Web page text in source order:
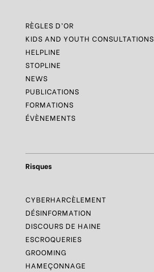
RÈGLES D’OR
KIDS AND YOUTH CONSULTATIONS
HELPLINE
STOPLINE
NEWS
PUBLICATIONS
FORMATIONS
ÉVÈNEMENTS
Risques
CYBERHARCÈLEMENT
DÉSINFORMATION
DISCOURS DE HAINE
ESCROQUERIES
GROOMING
HAMEÇONNAGE